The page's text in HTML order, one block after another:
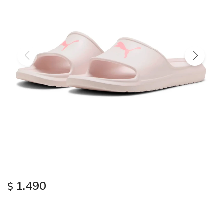
$ 1.490